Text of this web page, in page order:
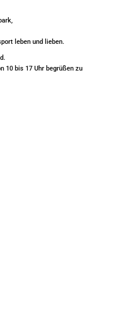
leben und lieben.
10 bis 17 Uhr begrüßen zu